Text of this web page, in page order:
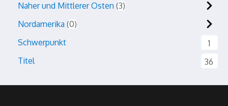
Naher und Mittlerer Osten 3
Nordamerika 0
Schwerpunkt
1
Titel
36